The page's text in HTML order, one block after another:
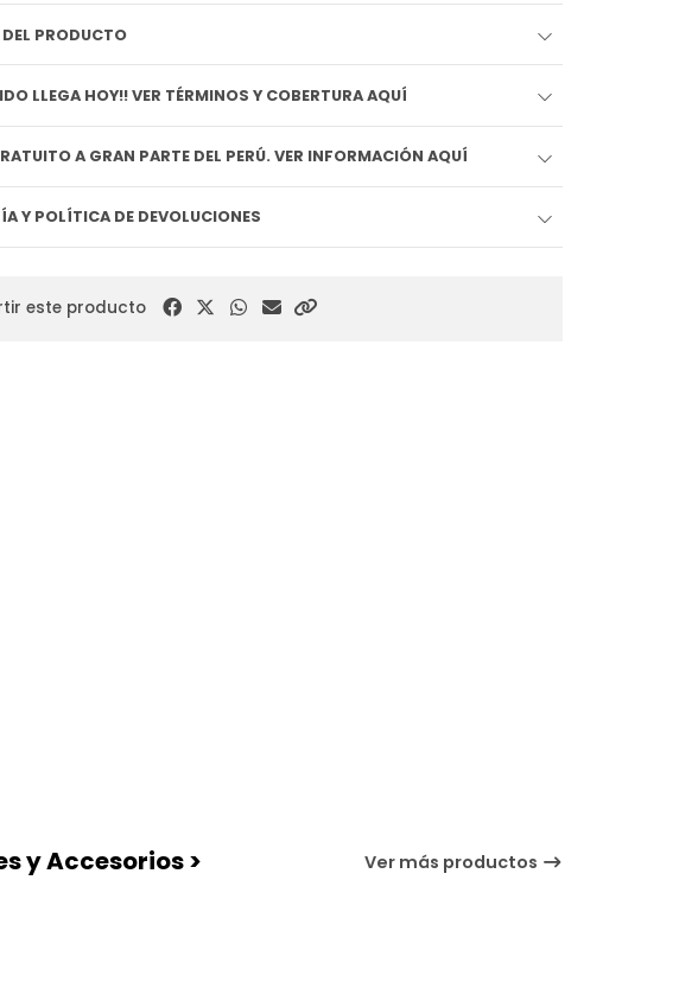
PRODUCTO
¡¡TU PEDIDO LLEGA HOY!! VER TÉRMINOS Y COBERTURA AQUÍ
A GRAN PARTE DEL PERÚ. VER INFORMACIÓN AQUÍ
Y POLÍTICA DE DEVOLUCIONES
este producto
y Accesorios > Ver más productos